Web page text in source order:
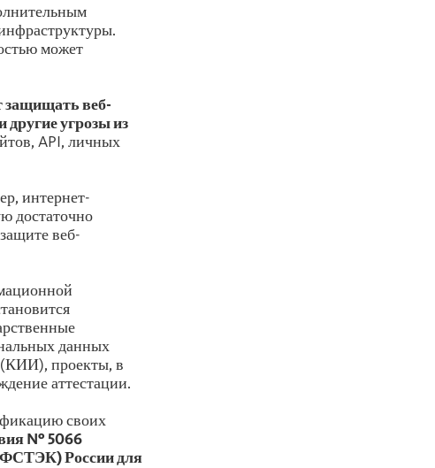
может
защищать веб-
другие угрозы из
API, личных
интернет-
достаточно
веб-
данных
проекты, в
аттестации.
своих
№ 5066
России для